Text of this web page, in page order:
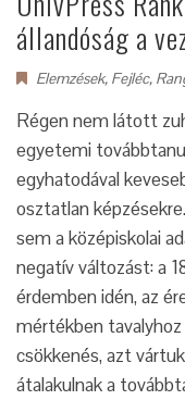
állandóság a
Elemzések, Fejléc,
Régen nem látott
egyetemi
egyhatodával
osztatlan
sem a középiskolai
negatív változást: a
érdemben idén, az
mértékben
csökkenés, azt
átalakulnak a